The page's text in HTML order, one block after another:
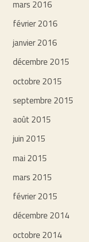
mars 2016
février 2016
janvier 2016
décembre 2015
octobre 2015
septembre 2015
août 2015
juin 2015
mai 2015
mars 2015
février 2015
décembre 2014
octobre 2014